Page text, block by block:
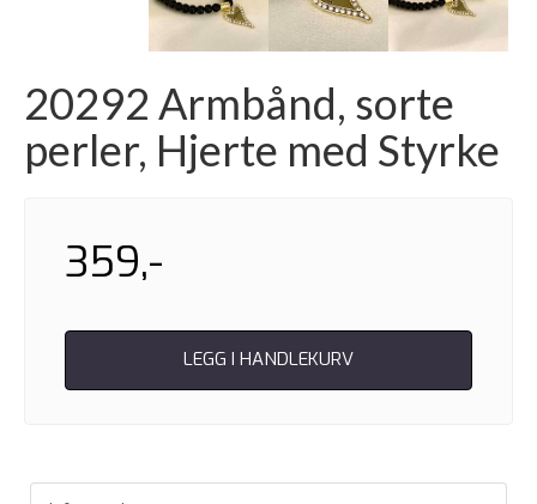
20292 Armbånd, sorte
perler, Hjerte med Styrke
359,-
LEGG I HANDLEKURV